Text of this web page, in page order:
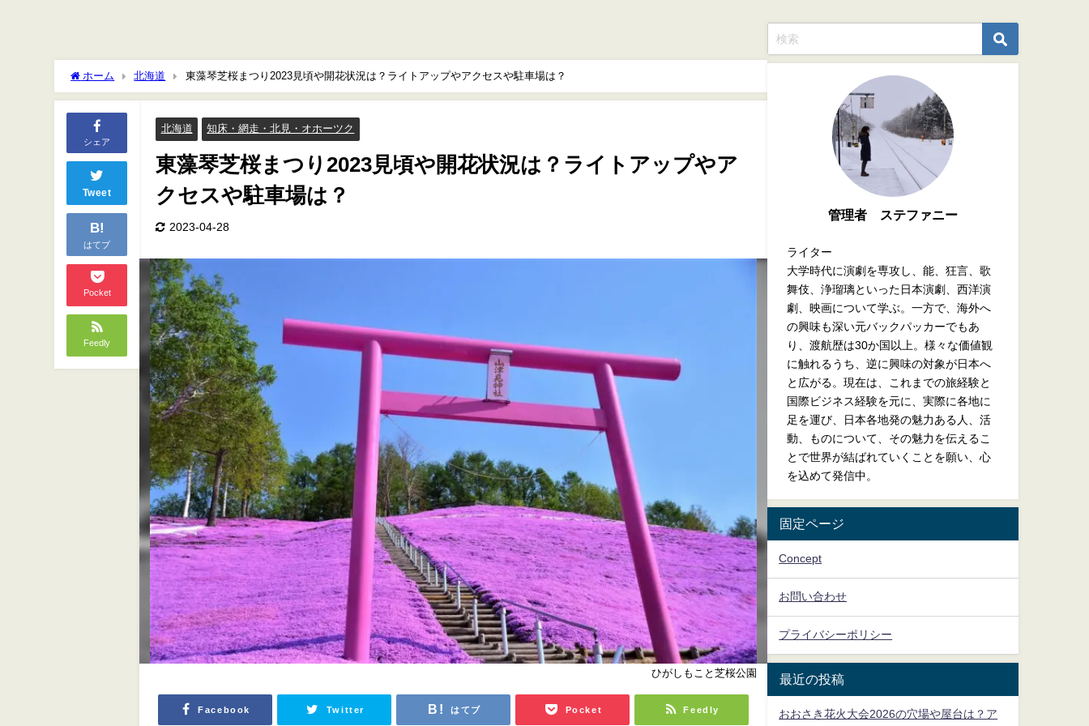
ホーム 北海道 東藻琴芝桜まつり2023見頃や開花状況は？ライトアップやアクセスや駐車場は？
シェア
Tweet
B!
はてブ
Pocket
Feedly
北海道 知床・網走・北見・オホーツク
東藻琴芝桜まつり2023見頃や開花状況は？ライトアップやア
クセスや駐車場は？
2023-04-28
ひがしもこと芝桜公園
Facebook Twitter はてブ Pocket Feedly
管理者 ステファニー
ライター
大学時代に演劇を専攻し、能、狂言、歌
舞伎、浄瑠璃といった日本演劇、西洋演
劇、映画について学ぶ。一方で、海外へ
の興味も深い元バックパッカーでもあ
り、渡航歴は30か国以上。様々な価値観
に触れるうち、逆に興味の対象が日本へ
と広がる。現在は、これまでの旅経験と
国際ビジネス経験を元に、実際に各地に
足を運び、日本各地発の魅力ある人、活
動、ものについて、その魅力を伝えるこ
とで世界が結ばれていくことを願い、心
を込めて発信中。
固定ページ
Concept
お問い合わせ
プライバシーポリシー
最近の投稿
おおさき花火大会2026の穴場や屋台は？ア